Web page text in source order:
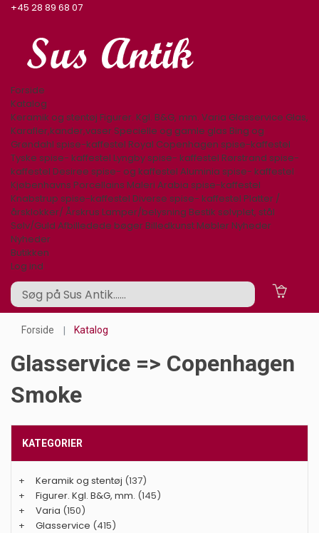
+45 28 89 68 07
Forside
Katalog
Keramik og stentøj Figurer. Kgl. B&G, mm. Varia Glasservice Glas,
Karafler,kander,vaser Specielle og gamle glas Bing og
Grøndahl spise-kaffestel Royal Copenhagen spise-kaffestel
Tyske spise- kaffestel Lyngby spise- kaffestel Rørstrand spise-
kaffestel Desiree spise- og kaffestel Aluminia spise- kaffestel
Kjøbenhavns Porcellains Maleri Arabia spise-kaffestel
Knabstrup spise-kaffestel Diverse spise- kaffestel Platter /
årsklokker/ Årskrus Lamper/belysning Bestik sølvplet, stål
Sølv/Guld Afbilledede bøger Billedkunst Møbler Nyheder
Nyheder
Butikken
Log ind
Forside Katalog
Glasservice => Copenhagen
Smoke
KATEGORIER
+ Keramik og stentøj (137)
+
Figurer. Kgl. B&G, mm. (145)
+
Varia (150)
+
Glasservice (415)